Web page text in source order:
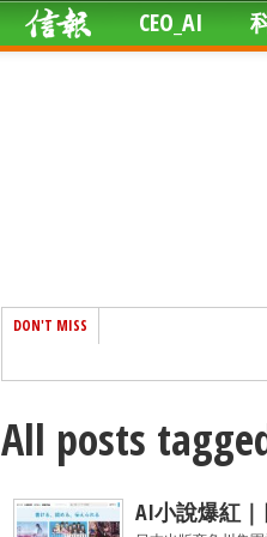
CEO_AI
DON'T MISS
All posts
AI小說爆紅